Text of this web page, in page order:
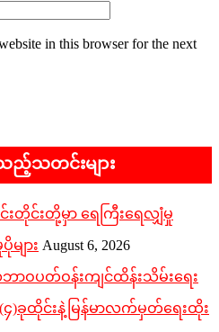
in this browser for the next
သတင်းများ
တိုင်းတို့မှာ ရေကြီးရေလျှံမှု
များ August 6, 2026
ဝပတ်ဝန်းကျင်ထိန်းသိမ်းရေး
)ခုထိုင်းနဲ့မြန်မာလက်မှတ်ရေးထိုး